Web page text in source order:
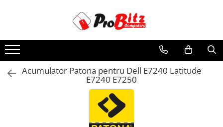
Laptopuri si accesorii
Laptopuri
Acumulator Patona pentru Dell E7240 Latitude
E7240 E7250